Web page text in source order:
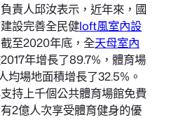
責人邱汝表示，近年來，國
設完善全民健loft風室內設
至2020年底，全天母室內
年增長了89.7%，體育場
均場地面積增長了32.5%。
持上千個公共體育場館免費
2億人次享受體育健身的優